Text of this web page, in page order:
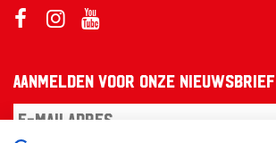
Aanmelden voor onze nieuwsbrief